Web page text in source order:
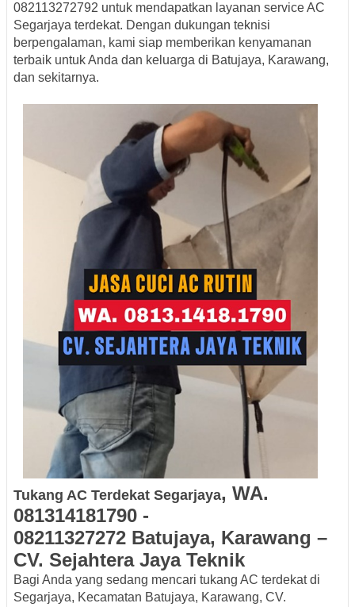
082113272792 untuk mendapatkan layanan service AC
Segarjaya terdekat. Dengan dukungan teknisi
berpengalaman, kami siap memberikan kenyamanan
terbaik untuk Anda dan keluarga di Batujaya, Karawang,
dan sekitarnya.
Tukang AC Terdekat Segarjaya, WA.
081314181790 -
08211327272 Batujaya, Karawang –
CV. Sejahtera JayaTeknik
Bagi Anda yang sedang mencari tukang AC terdekat di
Segarjaya, Kecamatan Batujaya, Karawang, CV.